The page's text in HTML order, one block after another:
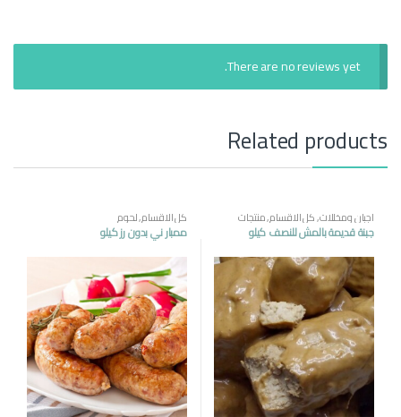
There are no reviews yet.
Related products
اجبان ومخللات,كل الاقسام,منتجات
مصرية
جبنة قديمة بالمش للنصف كيلو
كل الاقسام,لحوم
ممبار ني بدون رز كيلو